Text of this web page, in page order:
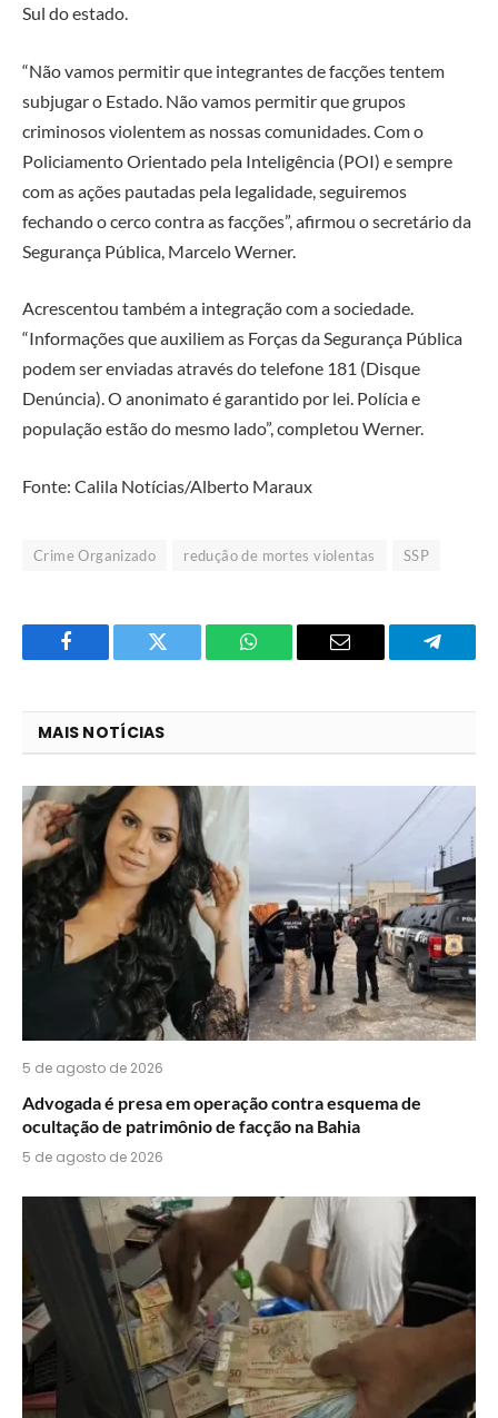
Sul do estado.
“Não vamos permitir que integrantes de facções tentem
subjugar o Estado. Não vamos permitir que grupos
criminosos violentem as nossas comunidades. Com o
Policiamento Orientado pela Inteligência (POI) e sempre
com as ações pautadas pela legalidade, seguiremos
fechando o cerco contra as facções”, afirmou o secretário da
Segurança Pública, Marcelo Werner.
Acrescentou também a integração com a sociedade.
“Informações que auxiliem as Forças da Segurança Pública
podem ser enviadas através do telefone 181 (Disque
Denúncia). O anonimato é garantido por lei. Polícia e
população estão do mesmo lado”, completou Werner.
Fonte: Calila Notícias/Alberto Maraux
Crime Organizado redução de mortes violentas SSP
Facebook Twitter
O
E-
MAIS NOTÍCIAS
5 de agosto de 2026
Advogada é presa em operação contra esquema de
ocultação de patrimônio de facção na Bahia
5 de agosto de 2026